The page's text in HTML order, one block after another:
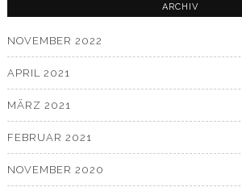
ARCHIV
NOVEMBER 2022
APRIL 2021
MÄRZ 2021
FEBRUAR 2021
NOVEMBER 2020